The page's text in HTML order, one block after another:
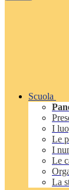
Scuola
I
Le
I
Le
La